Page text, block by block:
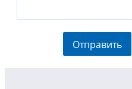
Отправить